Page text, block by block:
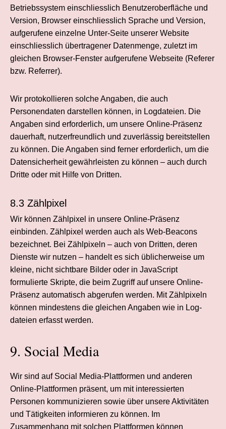
Betriebs­system einschliesslich Benutzer­oberfläche und
Version, Browser einschliesslich Sprache und Version,
aufgerufene einzelne Unter-Seite unserer Website
einschliesslich übertragener Daten­menge, zuletzt im
gleichen Browser-Fenster aufgerufene Webseite (Referer
bzw. Referrer).
Wir protokollieren solche Angaben, die auch
Personendaten darstellen können, in Log­dateien. Die
Angaben sind erforderlich, um unsere Online-Präsenz
dauerhaft, nutzerfreundlich und zuverlässig bereitstellen
zu können. Die Angaben sind ferner erforderlich, um die
Datensicherheit gewährleisten zu können – auch durch
Dritte oder mit Hilfe von Dritten.
8.3 Zählpixel
Wir können Zählpixel in unsere Online-Präsenz
einbinden. Zählpixel werden auch als Web-Beacons
bezeichnet. Bei Zählpixeln – auch von Dritten, deren
Dienste wir nutzen – handelt es sich üblicherweise um
kleine, nicht sichtbare Bilder oder in JavaScript
formulierte Skripte, die beim Zugriff auf unsere Online-
Präsenz automatisch abgerufen werden. Mit Zählpixeln
können mindestens die gleichen Angaben wie in Log­
dateien erfasst werden.
9. Social Media
Wir sind auf Social Media-Plattformen und anderen
Online-Plattformen präsent, um mit interessierten
Personen kommunizieren sowie über unsere Aktivitäten
und Tätigkeiten informieren zu können. Im
Zusammenhang mit solchen Plattformen können